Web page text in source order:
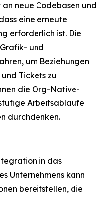
an neue Codebasen und
eine erneute
erforderlich ist. Die
und
um Beziehungen
und Tickets zu
die Org-Native-
Arbeitsabläufe
durchdenken.
in das
Unternehmens kann
bereitstellen, die